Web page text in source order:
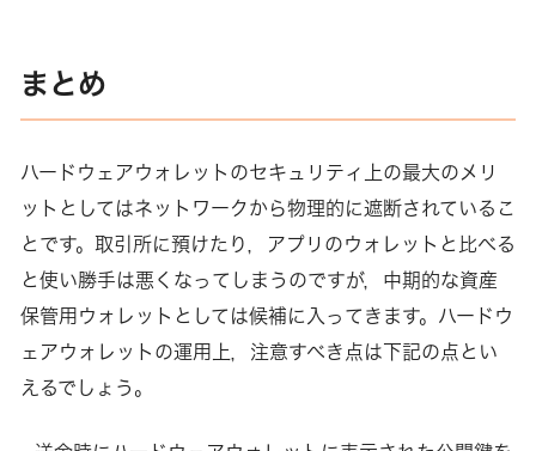
まとめ
ハードウェアウォレットのセキュリティ上の最大のメリ
ットとしてはネットワークから物理的に遮断されているこ
とです。取引所に預けたり，アプリのウォレットと比べる
と使い勝手は悪くなってしまうのですが，中期的な資産
保管用ウォレットとしては候補に入ってきます。ハードウ
ェアウォレットの運用上，注意すべき点は下記の点とい
えるでしょう。